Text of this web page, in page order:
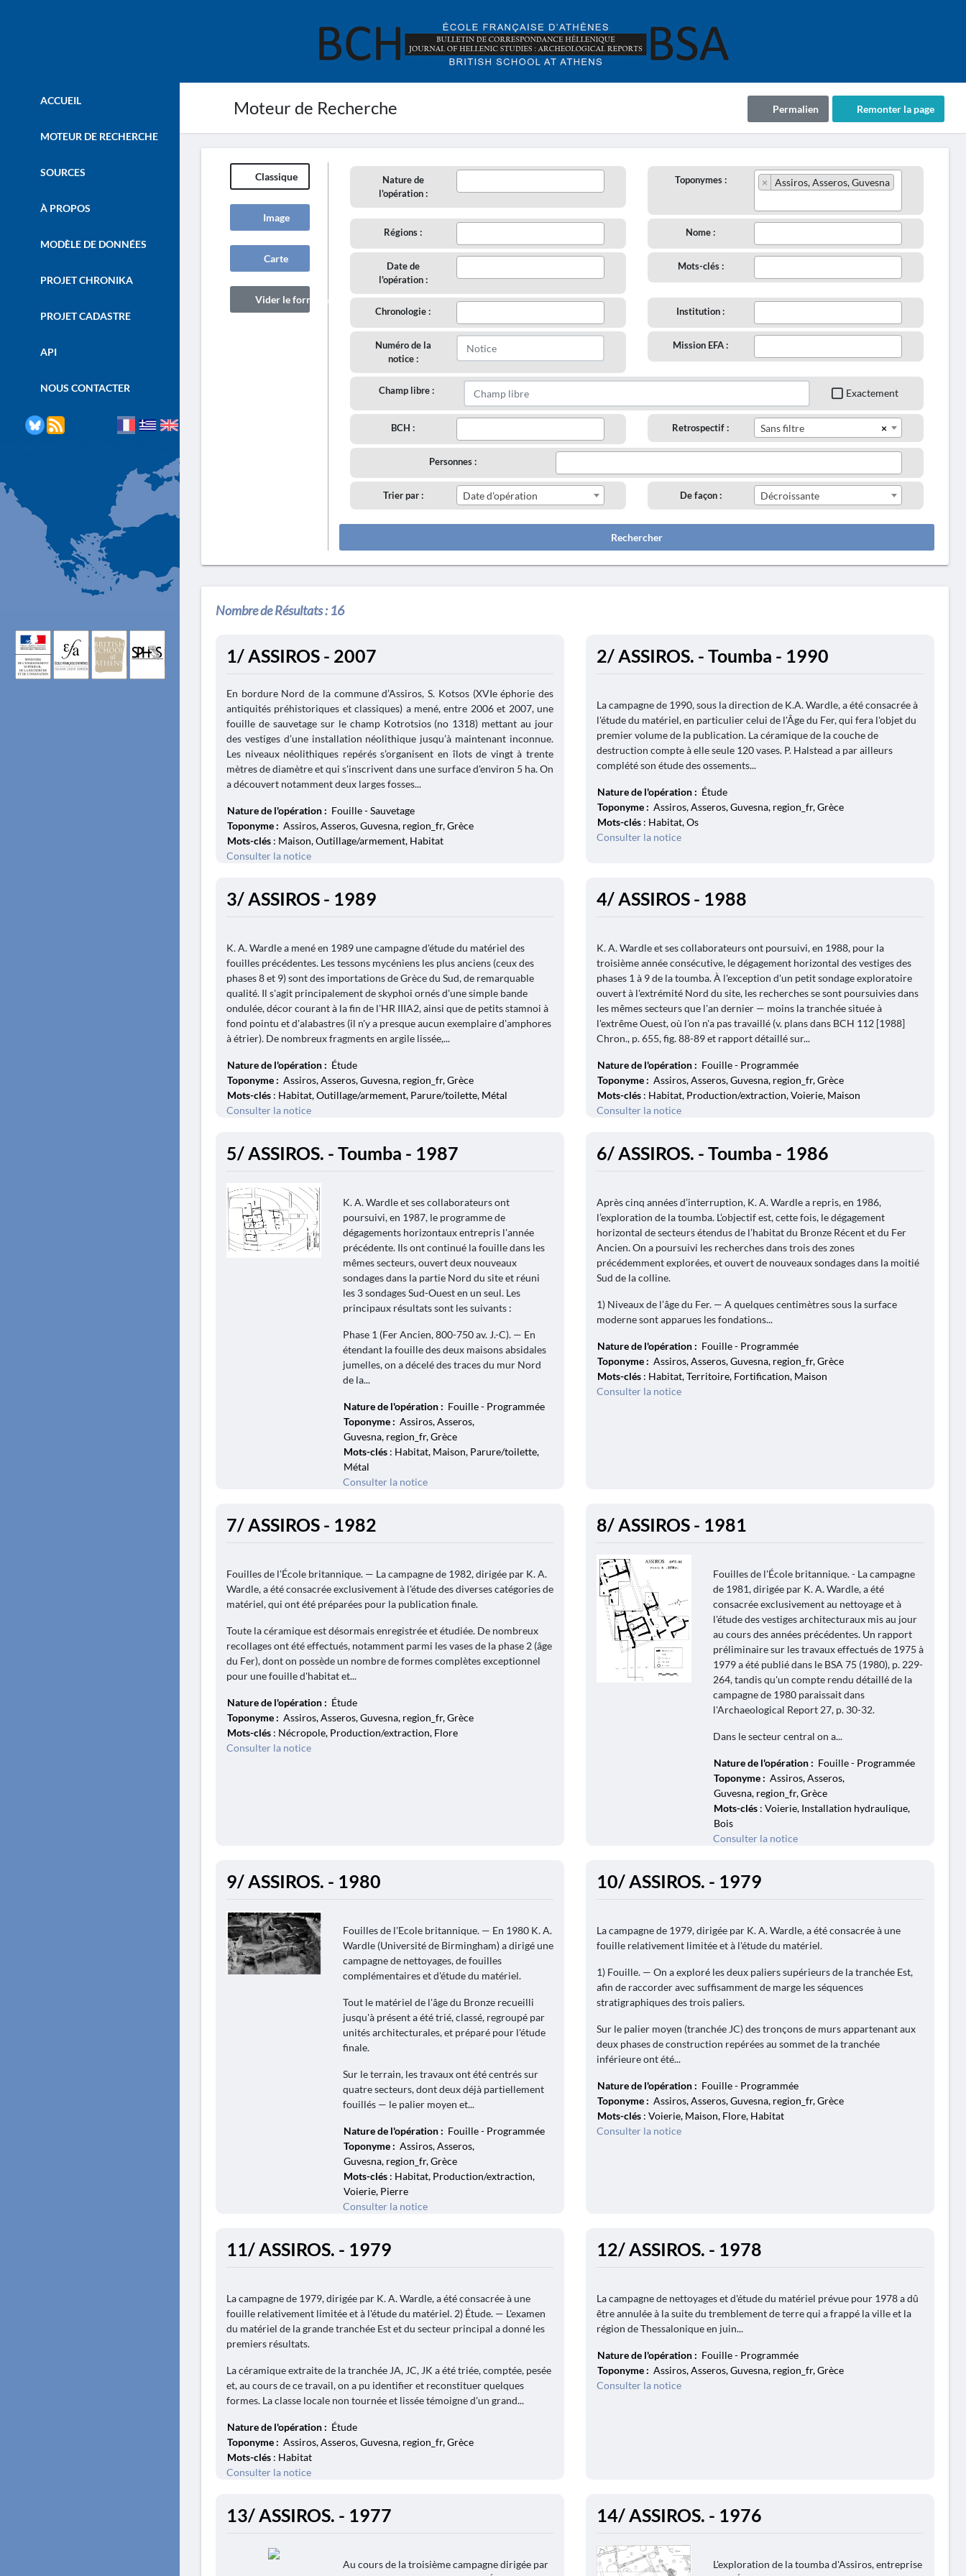
Moteur de Recherche Remonter la page
Permalien
ACCUEIL
MOTEUR DE RECHERCHE
SOURCES
À PROPOS
MODÈLE DE DONNÉES
PROJET CHRONIKA
PROJET CADASTRE
API
NOUS CONTACTER
Classique
Image
Carte
Vider le formulaire
Nature de
l'opération :
Toponymes : × Assiros, Asseros, Guvesna
Régions : Nome :
Date de
l'opération :
Mots-clés :
Chronologie : Institution :
Numéro de la
notice :
Mission EFA :
Champ libre : Exactement
BCH : Retrospectif : ×
Sans filtre
Personnes :
Trier par : Date d'opération De façon : Décroissante
Rechercher
Nombre de Résultats :16
1/ ASSIROS - 2007
En bordure Nord de la commune d’Assiros, S. Kotsos (XVIe éphorie des
antiquités préhistoriques et classiques) a mené, entre 2006 et 2007, une
fouille de sauvetage sur le champ Kotrotsios (no 1318) mettant au jour
des vestiges d’une installation néolithique jusqu’à maintenant inconnue.
Les niveaux néolithiques repérés s’organisent en îlots de vingt à trente
mètres de diamètre et qui s'inscrivent dans une surface d'environ 5 ha. On
a découvert notamment deux larges fosses...
Nature de l'opération : Fouille - Sauvetage
Toponyme : Assiros, Asseros, Guvesna, region_fr, Grèce
Mots-clés : Maison, Outillage/armement, Habitat
Consulter la notice
2/ ASSIROS. - Toumba - 1990
La campagne de 1990, sous la direction de K.A. Wardle, a été consacrée à
l'étude du matériel, en particulier celui de l'Âge du Fer, qui fera l'objet du
premier volume de la publication. La céramique de la couche de
destruction compte à elle seule 120 vases. P. Halstead a par ailleurs
complété son étude des ossements...
Nature de l'opération : Étude
Toponyme : Assiros, Asseros, Guvesna, region_fr, Grèce
Mots-clés : Habitat, Os
Consulter la notice
3/ ASSIROS - 1989
K. A. Wardle a mené en 1989 une campagne d'étude du matériel des
fouilles précédentes. Les tessons mycéniens les plus anciens (ceux des
phases 8 et 9) sont des importations de Grèce du Sud, de remarquable
qualité. Il s'agit principalement de skyphoi ornés d'une simple bande
ondulée, décor courant à la fin de l'HR IIIA2, ainsi que de petits stamnoi à
fond pointu et d'alabastres (il n'y a presque aucun exemplaire d'amphores
à étrier). De nombreux fragments en argile lissée,...
Nature de l'opération : Étude
Toponyme : Assiros, Asseros, Guvesna, region_fr, Grèce
Mots-clés : Habitat, Outillage/armement, Parure/toilette, Métal
Consulter la notice
4/ ASSIROS - 1988
K. A. Wardle et ses collaborateurs ont poursuivi, en 1988, pour la
troisième année consécutive, le dégagement horizontal des vestiges des
phases 1 à 9 de la toumba. À l'exception d'un petit sondage exploratoire
ouvert à l'extrémité Nord du site, les recherches se sont poursuivies dans
les mêmes secteurs que l'an dernier — moins la tranchée située à
l'extrême Ouest, où l'on n'a pas travaillé (v. plans dans BCH 112 [1988]
Chron., p. 655, fig. 88-89 et rapport détaillé sur...
Nature de l'opération : Fouille - Programmée
Toponyme : Assiros, Asseros, Guvesna, region_fr, Grèce
Mots-clés : Habitat, Production/extraction, Voierie, Maison
Consulter la notice
5/ ASSIROS. - Toumba - 1987
K. A. Wardle et ses collaborateurs ont
poursuivi, en 1987, le programme de
dégagements horizontaux entrepris l'année
précédente. Ils ont continué la fouille dans les
mêmes secteurs, ouvert deux nouveaux
sondages dans la partie Nord du site et réuni
les 3 sondages Sud-Ouest en un seul. Les
principaux résultats sont les suivants :
Phase 1 (Fer Ancien, 800-750 av. J.-C). — En
étendant la fouille des deux maisons absidales
jumelles, on a décelé des traces du mur Nord
de la...
Nature de l'opération : Fouille - Programmée
Toponyme : Assiros, Asseros,
Guvesna, region_fr, Grèce
Mots-clés: Habitat, Maison, Parure/toilette,
Métal
Consulter la notice
6/ ASSIROS. - Toumba - 1986
Après cinq années d’interruption, K. A. Wardle a repris, en 1986,
l’exploration de la toumba. L’objectif est, cette fois, le dégagement
horizontal de secteurs étendus de l’habitat du Bronze Récent et du Fer
Ancien. On a poursuivi les recherches dans trois des zones
précédemment explorées, et ouvert de nouveaux sondages dans la moitié
Sud de la colline.
1) Niveaux de l’âge du Fer. — A quelques centimètres sous la surface
moderne sont apparues les fondations...
Nature de l'opération : Fouille - Programmée
Toponyme : Assiros, Asseros, Guvesna, region_fr, Grèce
Mots-clés : Habitat, Territoire, Fortification, Maison
Consulter la notice
7/ ASSIROS - 1982
Fouilles de l'École britannique. — La campagne de 1982, dirigée par K. A.
Wardle, a été consacrée exclusivement à l'étude des diverses catégories de
matériel, qui ont été préparées pour la publication finale.
Toute la céramique est désormais enregistrée et étudiée. De nombreux
recollages ont été effectués, notamment parmi les vases de la phase 2 (âge
du Fer), dont on possède un nombre de formes complètes exceptionnel
pour une fouille d'habitat et...
Nature de l'opération : Étude
Toponyme : Assiros, Asseros, Guvesna, region_fr, Grèce
Mots-clés : Nécropole, Production/extraction, Flore
Consulter la notice
8/ ASSIROS - 1981
Fouilles de l'École britannique. - La campagne
de 1981, dirigée par K. A. Wardle, a été
consacrée exclusivement au nettoyage et à
l'étude des vestiges architecturaux mis au jour
au cours des années précédentes. Un rapport
préliminaire sur les travaux effectués de 1975 à
1979 a été publié dans le BSA 75 (1980), p. 229-
264, tandis qu'un compte rendu détaillé de la
campagne de 1980 paraissait dans
l'Archaeological Report 27, p. 30-32.
Dans le secteur central on a...
Nature de l'opération : Fouille - Programmée
Toponyme : Assiros, Asseros,
Guvesna, region_fr, Grèce
Mots-clés: Voierie, Installation hydraulique,
Bois
Consulter la notice
9/ ASSIROS. - 1980
Fouilles de l'Ecole britannique. — En 1980 K. A.
Wardle (Université de Birmingham) a dirigé une
campagne de nettoyages, de fouilles
complémentaires et d'étude du matériel.
Tout le matériel de l'âge du Bronze recueilli
jusqu'à présent a été trié, classé, regroupé par
unités architecturales, et préparé pour l'étude
finale.
Sur le terrain, les travaux ont été centrés sur
quatre secteurs, dont deux déjà partiellement
fouillés — le palier moyen et...
Nature de l'opération : Fouille - Programmée
Toponyme : Assiros, Asseros,
Guvesna, region_fr, Grèce
Mots-clés: Habitat, Production/extraction,
Voierie, Pierre
Consulter la notice
10/ ASSIROS. - 1979
La campagne de 1979, dirigée par K. A. Wardle, a été consacrée à une
fouille relativement limitée et à l'étude du matériel.
1) Fouille. — On a exploré les deux paliers supérieurs de la tranchée Est,
afin de raccorder avec suffisamment de marge les séquences
stratigraphiques des trois paliers.
Sur le palier moyen (tranchée JC) des tronçons de murs appartenant aux
deux phases de construction repérées au sommet de la tranchée
inférieure ont été...
Nature de l'opération : Fouille - Programmée
Toponyme : Assiros, Asseros, Guvesna, region_fr, Grèce
Mots-clés : Voierie, Maison, Flore, Habitat
Consulter la notice
11/ ASSIROS. - 1979
La campagne de 1979, dirigée par K. A. Wardle, a été consacrée à une
fouille relativement limitée et à l'étude du matériel. 2) Étude. — L'examen
du matériel de la grande tranchée Est et du secteur principal a donné les
premiers résultats.
La céramique extraite de la tranchée JA, JC, JK a été triée, comptée, pesée
et, au cours de ce travail, on a pu identifier et reconstituer quelques
formes. La classe locale non tournée et lissée témoigne d'un grand...
Nature de l'opération : Étude
Toponyme : Assiros, Asseros, Guvesna, region_fr, Grèce
Mots-clés : Habitat
Consulter la notice
12/ ASSIROS. - 1978
La campagne de nettoyages et d'étude du matériel prévue pour 1978 a dû
être annulée à la suite du tremblement de terre qui a frappé la ville et la
région de Thessalonique en juin...
Nature de l'opération : Fouille - Programmée
Toponyme : Assiros, Asseros, Guvesna, region_fr, Grèce
Consulter la notice
13/ ASSIROS. - 1977
Au cours de la troisième campagne dirigée par
14/ ASSIROS. - 1976
L'exploration de la toumba d'Assiros, entreprise